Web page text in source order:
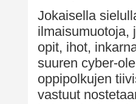
Jokaisella
ilmaisumuotoja,
opit, ihot,
suuren cyber-
oppipolkujen
vastuut